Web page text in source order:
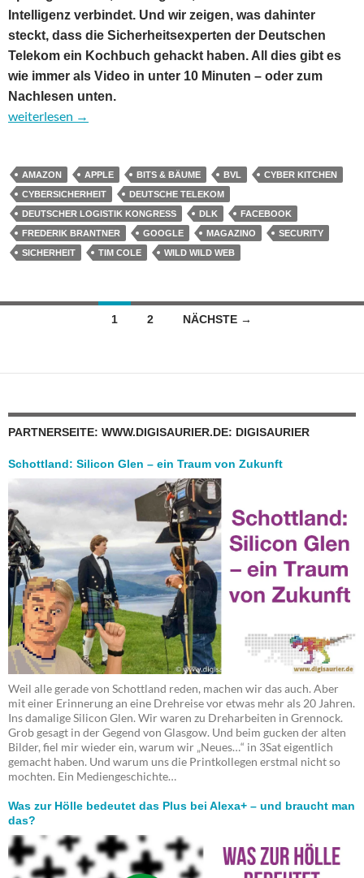
Intelligenz verbindet. Und wir zeigen, was dahinter
steckt, dass die Sicherheitsexperten der Deutschen
Telekom ein Kochbuch gehackt haben. All dies gibt es
wie immer als Video in unter 10 Minuten – oder zum
Nachlesen unten.
09:59 – das Digitalmagazin: Vom wilden, wilden Web und
weiterlesen →
AMAZON APPLE BITS & BÄUME BVL
CYBER KITCHEN
CYBERSICHERHEIT
DEUTSCHE TELEKOM
DEUTSCHER LOGISTIK KONGRESS
DLK
FACEBOOK
FREDERIK BRANTNER
GOOGLE MAGAZINO
SECURITY
SICHERHEIT
TIM COLE WILD WILD WEB
Beitragsnavigation
1 2 NÄCHSTE →
PARTNERSEITE: WWW.DIGISAURIER.DE: DIGISAURIER
Schottland: Silicon Glen – ein Traum von Zukunft
Weil alle gerade von Schottland reden, machen wir das auch. Aber
mit einer Erinnerung an eine Drehreise vor etwas mehr als 20 Jahren.
Ins damalige Silicon Glen. Wir waren zu Dreharbeiten in Grennock.
Grob gesagt in der Gegend von Glasgow. Und beim gucken der alten
Bilder, fiel mir wieder ein, warum wir „Neues…“ in 3Sat eigentlich
gemacht haben. Und warum uns die Printkollegen erstmal nicht so
mochten. Ein Mediengeschichte…
Was zur Hölle bedeutet das Plus bei Alexa+ – und braucht man
das?